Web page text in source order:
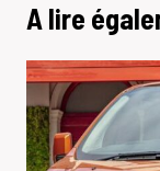
A lire